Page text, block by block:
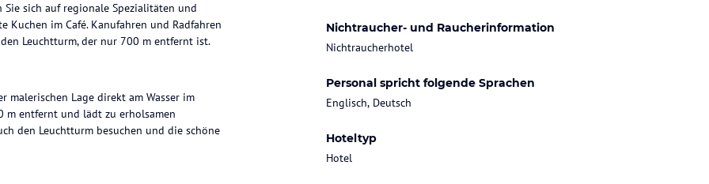
Nichtraucher- und Raucherinformation
Nichtraucherhotel
Personal spricht folgende Sprachen
Englisch, Deutsch
Hoteltyp
Hotel
sich auf regionale Spezialitäten und
Kuchen im Café. Kanufahren und Radfahren
Leuchtturm, der nur 700 m entfernt ist.
malerischen Lage direkt am Wasser im
m entfernt und lädt zu erholsamen
den Leuchtturm besuchen und die schöne